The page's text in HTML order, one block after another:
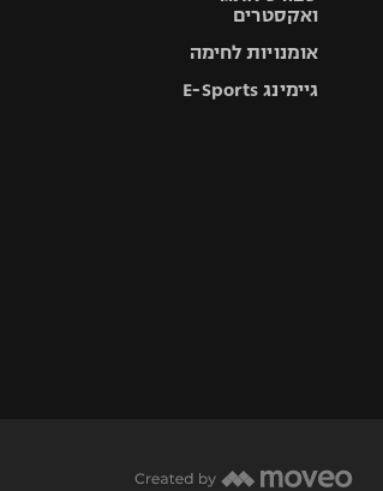
ואקסטרים
אומנויות לחימה
גיימינג E-Sports